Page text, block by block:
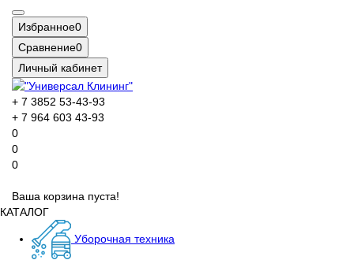
Избранное0
Сравнение0
Личный кабинет
+ 7 3852 53-43-93
+ 7 964 603 43-93
0
0
0
Ваша корзина пуста!
КАТАЛОГ
Уборочная техника